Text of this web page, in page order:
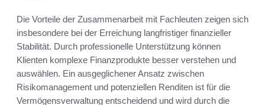
Die Vorteile der Zusammenarbeit mit Fachleuten zeigen sich
insbesondere bei der Erreichung langfristiger finanzieller
Stabilität. Durch professionelle Unterstützung können
Klienten komplexe Finanzprodukte besser verstehen und
auswählen. Ein ausgeglichener Ansatz zwischen
Risikomanagement und potenziellen Renditen ist für die
Vermögensverwaltung entscheidend und wird durch die